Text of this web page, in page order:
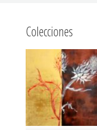
Colecciones